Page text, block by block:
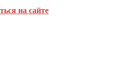
на сайте